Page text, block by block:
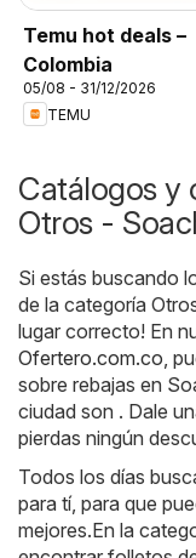
Temu hot deals –
Colombia
05/08 - 31/12/2026
TEMU
Catálogos y
Otros -
Si estás buscando
de la categoría
lugar correcto! En
Ofertero.com.co,
sobre rebajas en
ciudad son . Dale
pierdas ningún
Todos los días
para tí, para que
mejores.En la